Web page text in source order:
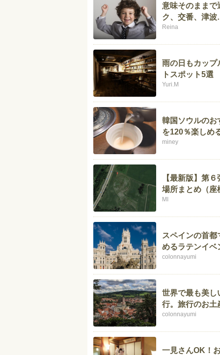
意味そのままで
ク、交番、津
Reina
雨の日もカップ
トスポット5選
Yuri.M
韓国ソウルの
を120％楽しめ
miney
【最新版】第
場所まとめ（
MI
スペインの首
めるラテンイベ
colonnayumi
世界で最も美し
行。旅行のお土
colonnayumi
一見さんOK！